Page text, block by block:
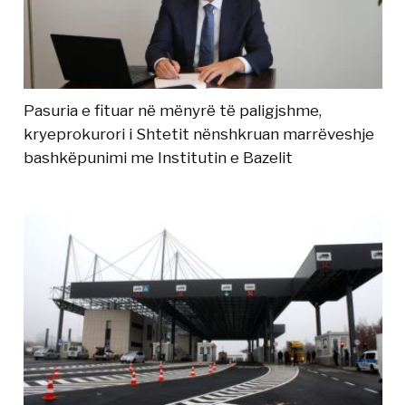
Pasuria e fituar në mënyrë të paligjshme,
kryeprokurori i Shtetit nënshkruan marrëveshje
bashkëpunimi me Institutin e Bazelit